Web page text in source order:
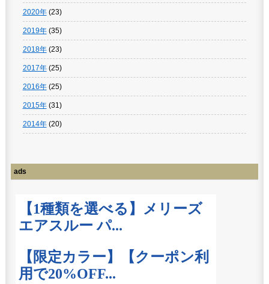
2020年(23)
2019年(35)
2018年(23)
2017年(25)
2016年(25)
2015年(31)
2014年(20)
ads